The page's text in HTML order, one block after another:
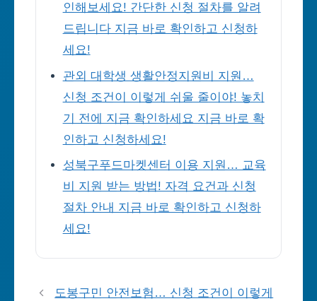
인해보세요! 간단한 신청 절차를 알려
드립니다 지금 바로 확인하고 신청하
세요!
관외 대학생 생활안정지원비 지원…
신청 조건이 이렇게 쉬울 줄이야! 놓치
기 전에 지금 확인하세요 지금 바로 확
인하고 신청하세요!
성북구푸드마켓센터 이용 지원… 교육
비 지원 받는 방법! 자격 요건과 신청
절차 안내 지금 바로 확인하고 신청하
세요!
도봉구민 안전보험… 신청 조건이 이렇게